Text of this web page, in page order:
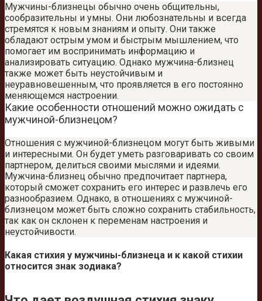
Мужчины-близнецы обычно очень общительны,
сообразительны и умны. Они любознательны и всегда
стремятся к новым знаниям и опыту. Они также
обладают острым умом и быстрым мышлением, что
помогает им воспринимать информацию и
анализировать ситуацию. Однако мужчина-близнец
также может быть неустойчивым и
неуравновешенным, что проявляется в его постоянно
меняющемся настроении.
Какие особенности отношений можно ожидать с
мужчиной-близнецом?
Отношения с мужчиной-близнецом могут быть живыми
и интересными. Он будет уметь разговаривать со своим
партнером, делиться своими мыслями и идеями.
Мужчина-близнец обычно предпочитает партнера,
который сможет сохранить его интерес и развлечь его
разнообразием. Однако, в отношениях с мужчиной-
близнецом может быть сложно сохранить стабильность,
так как он склонен к переменам настроения и
неустойчивости.
Какая стихия у мужчины-близнеца и к какой стихии
относится знак зодиака?